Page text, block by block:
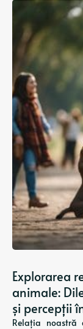
Explorarea
animale:
și percepții
Relația noastră